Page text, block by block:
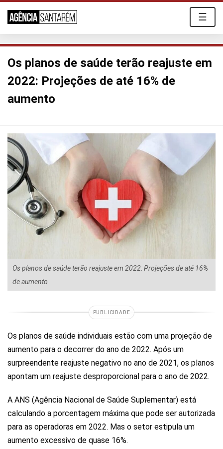
☰
Os planos de saúde terão reajuste em
2022: Projeções de até 16% de
aumento
Os planos de saúde terão reajuste em 2022: Projeções de até 16%
de aumento
PUBLICIDADE
Os planos de saúde individuais estão com uma projeção de
aumento para o decorrer do ano de 2022. Após um
surpreendente reajuste negativo no ano de 2021, os planos
apontam um reajuste desproporcional para o ano de 2022.
A ANS (Agência Nacional de Saúde Suplementar) está
calculando a porcentagem máxima que pode ser autorizada
para as operadoras em 2022. Mas o setor estipula um
aumento excessivo de quase 16%.